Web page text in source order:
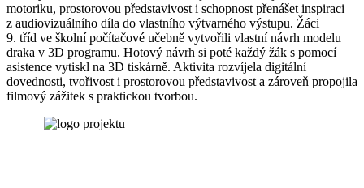
motoriku, prostorovou představivost i schopnost přenášet inspiraci
z audiovizuálního díla do vlastního výtvarného výstupu. Žáci
9. tříd ve školní počítačové učebně vytvořili vlastní návrh modelu
draka v 3D programu. Hotový návrh si poté každý žák s pomocí
asistence vytiskl na 3D tiskárně. Aktivita rozvíjela digitální
dovednosti, tvořivost i prostorovou představivost a zároveň propojila
filmový zážitek s praktickou tvorbou.